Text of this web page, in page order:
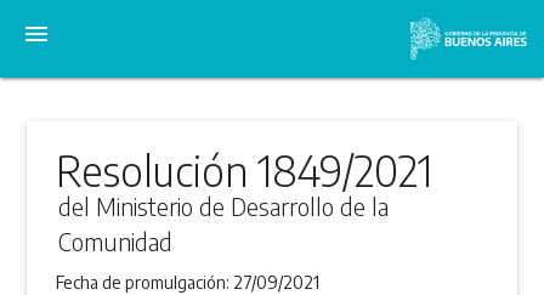
menu
Resolución 1849/2021
del Ministerio de Desarrollo de la
Comunidad
Fecha de promulgación: 27/09/2021